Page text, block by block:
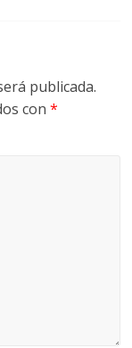
publicada.
con*